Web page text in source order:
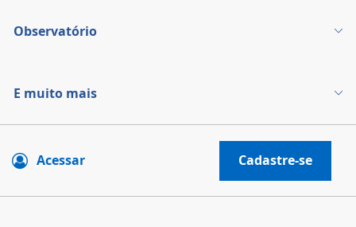
Observatório
E muito mais
Acessar Cadastre-se